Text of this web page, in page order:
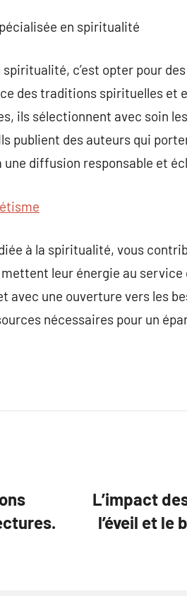
en spiritualité
c’est opter pour
des traditions spirituelles et
ils sélectionnent avec soin
publient des auteurs qui
une diffusion responsable et
à la spiritualité, vous
leur énergie au
avec une ouverture vers les
nécessaires pour un
L’impact
l’éveil et le